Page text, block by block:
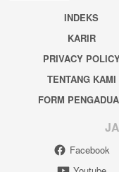
INDEKS
KARIR
PRIVACY
TENTANG KAMI
FORM
Facebook